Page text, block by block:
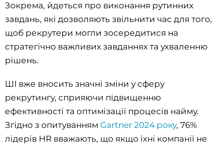
Зокрема, йдеться про виконання рутинних
завдань, які дозволяють звільнити час для того,
щоб рекрутери могли зосередитися на
стратегічно важливих завданнях та ухваленню
рішень.
ШІ вже вносить значні зміни у сферу
рекрутингу, сприяючи підвищенню
ефективності та оптимізації процесів найму.
Згідно з опитуванням Gartner 2024 року, 76%
лідерів HR вважають, що якщо їхні компанії не